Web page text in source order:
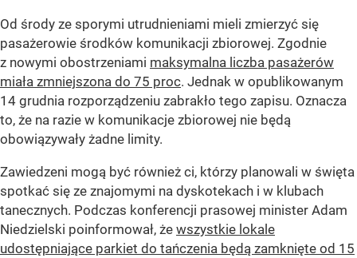
Od środy ze sporymi utrudnieniami mieli zmierzyć się
pasażerowie środków komunikacji zbiorowej. Zgodnie
z nowymi obostrzeniami maksymalna liczba pasażerów
miała zmniejszona do 75 proc. Jednak w opublikowanym
14 grudnia rozporządzeniu zabrakło tego zapisu. Oznacza
to, że na razie w komunikacje zbiorowej nie będą
obowiązywały żadne limity.
Zawiedzeni mogą być również ci, którzy planowali w święta
spotkać się ze znajomymi na dyskotekach i w klubach
tanecznych. Podczas konferencji prasowej minister Adam
Niedzielski poinformował, że wszystkie lokale
udostępniające parkiet do tańczenia będą zamknięte od 15